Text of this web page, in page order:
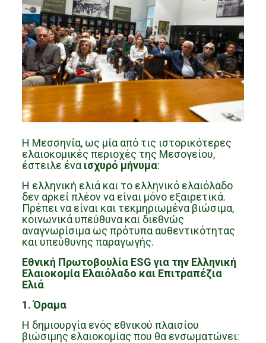
Η Μεσσηνία, ως μία από τις ιστορικότερες
ελαιοκομικές περιοχές της Μεσογείου,
έστειλε ένα ισχυρό μήνυμα:
Η ελληνική ελιά και το ελληνικό ελαιόλαδο
δεν αρκεί πλέον να είναι μόνο εξαιρετικά.
Πρέπει να είναι και τεκμηριωμένα βιώσιμα,
κοινωνικά υπεύθυνα και διεθνώς
αναγνωρίσιμα ως πρότυπα αυθεντικότητας
και υπεύθυνης παραγωγής.
Εθνική Πρωτοβουλία ESG για την Ελληνική
Ελαιοκομία Ελαιόλαδο και Επιτραπέζια
Ελιά
1. Όραμα
Η δημιουργία ενός εθνικού πλαισίου
βιώσιμης ελαιοκομίας που θα ενσωματώνει: